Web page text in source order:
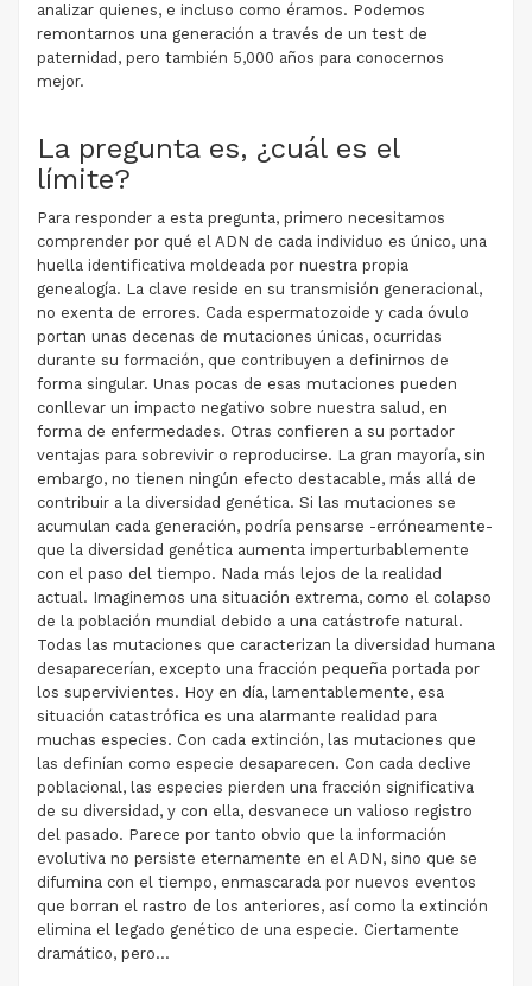
analizar quienes, e incluso como éramos. Podemos
remontarnos una generación a través de un test de
paternidad, pero también 5,000 años para conocernos
mejor.
La pregunta es, ¿cuál es el
límite?
Para responder a esta pregunta, primero necesitamos
comprender por qué el ADN de cada individuo es único, una
huella identificativa moldeada por nuestra propia
genealogía. La clave reside en su transmisión generacional,
no exenta de errores. Cada espermatozoide y cada óvulo
portan unas decenas de mutaciones únicas, ocurridas
durante su formación, que contribuyen a definirnos de
forma singular. Unas pocas de esas mutaciones pueden
conllevar un impacto negativo sobre nuestra salud, en
forma de enfermedades. Otras confieren a su portador
ventajas para sobrevivir o reproducirse. La gran mayoría, sin
embargo, no tienen ningún efecto destacable, más allá de
contribuir a la diversidad genética. Si las mutaciones se
acumulan cada generación, podría pensarse -erróneamente-
que la diversidad genética aumenta imperturbablemente
con el paso del tiempo. Nada más lejos de la realidad
actual. Imaginemos una situación extrema, como el colapso
de la población mundial debido a una catástrofe natural.
Todas las mutaciones que caracterizan la diversidad humana
desaparecerían, excepto una fracción pequeña portada por
los supervivientes. Hoy en día, lamentablemente, esa
situación catastrófica es una alarmante realidad para
muchas especies. Con cada extinción, las mutaciones que
las definían como especie desaparecen. Con cada declive
poblacional, las especies pierden una fracción significativa
de su diversidad, y con ella, desvanece un valioso registro
del pasado. Parece por tanto obvio que la información
evolutiva no persiste eternamente en el ADN, sino que se
difumina con el tiempo, enmascarada por nuevos eventos
que borran el rastro de los anteriores, así como la extinción
elimina el legado genético de una especie. Ciertamente
dramático, pero…